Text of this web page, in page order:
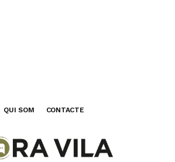
QUI SOM CONTACTE